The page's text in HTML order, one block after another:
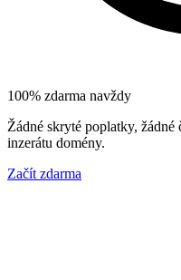
100% zdarma navždy
Žádné skryté poplatky,
inzerátu domény.
Začít zdarma